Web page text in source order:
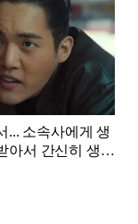
... 소속사에게 생
아서 간신히 생활